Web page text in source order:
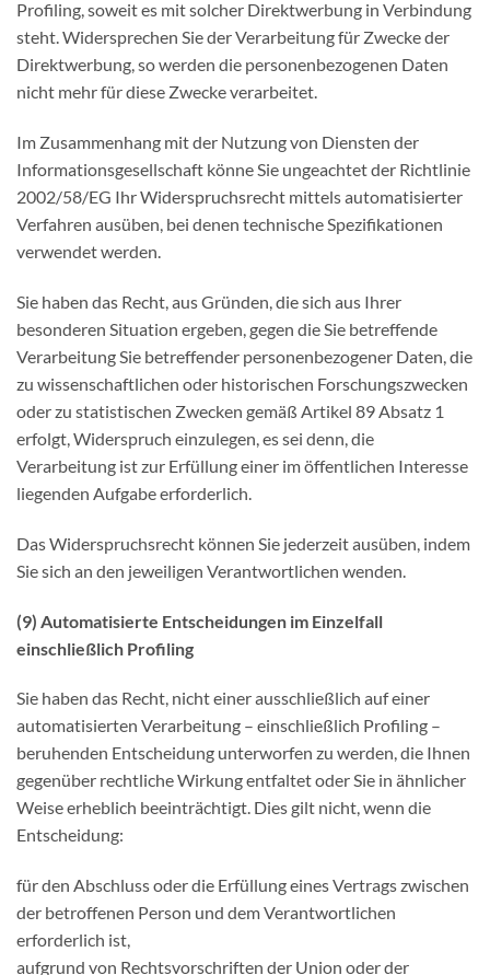
Profiling, soweit es mit solcher Direktwerbung in Verbindung
steht. Widersprechen Sie der Verarbeitung für Zwecke der
Direktwerbung, so werden die personenbezogenen Daten
nicht mehr für diese Zwecke verarbeitet.
Im Zusammenhang mit der Nutzung von Diensten der
Informationsgesellschaft könne Sie ungeachtet der Richtlinie
2002/58/EG Ihr Widerspruchsrecht mittels automatisierter
Verfahren ausüben, bei denen technische Spezifikationen
verwendet werden.
Sie haben das Recht, aus Gründen, die sich aus Ihrer
besonderen Situation ergeben, gegen die Sie betreffende
Verarbeitung Sie betreffender personenbezogener Daten, die
zu wissenschaftlichen oder historischen Forschungszwecken
oder zu statistischen Zwecken gemäß Artikel 89 Absatz 1
erfolgt, Widerspruch einzulegen, es sei denn, die
Verarbeitung ist zur Erfüllung einer im öffentlichen Interesse
liegenden Aufgabe erforderlich.
Das Widerspruchsrecht können Sie jederzeit ausüben, indem
Sie sich an den jeweiligen Verantwortlichen wenden.
(9) Automatisierte Entscheidungen im Einzelfall
einschließlich Profiling
Sie haben das Recht, nicht einer ausschließlich auf einer
automatisierten Verarbeitung – einschließlich Profiling –
beruhenden Entscheidung unterworfen zu werden, die Ihnen
gegenüber rechtliche Wirkung entfaltet oder Sie in ähnlicher
Weise erheblich beeinträchtigt. Dies gilt nicht, wenn die
Entscheidung:
für den Abschluss oder die Erfüllung eines Vertrags zwischen
der betroffenen Person und dem Verantwortlichen
erforderlich ist,
aufgrund von Rechtsvorschriften der Union oder der